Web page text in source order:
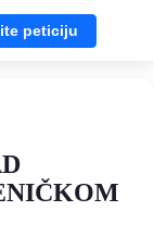
peticiju